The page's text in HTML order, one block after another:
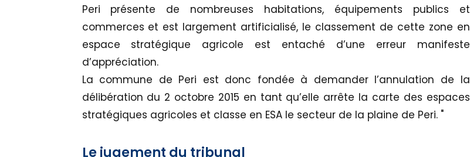
Peri présente de nombreuses habitations, équipements publics et
commerces et est largement artificialisé, le classement de cette zone en
espace stratégique agricole est entaché d’une erreur manifeste
d’appréciation.
La commune de Peri est donc fondée à demander l’annulation de la
délibération du 2 octobre 2015 en tant qu’elle arrête la carte des espaces
stratégiques agricoles et classe en ESA le secteur de la plaine de Peri. "
Le jugement du tribunal